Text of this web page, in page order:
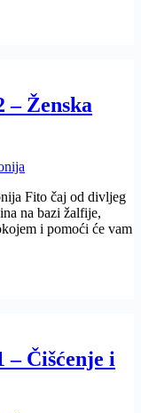
Ženska
Fito čaj od divljeg
na bazi žalfije,
i pomoći će vam
Čišćenje i